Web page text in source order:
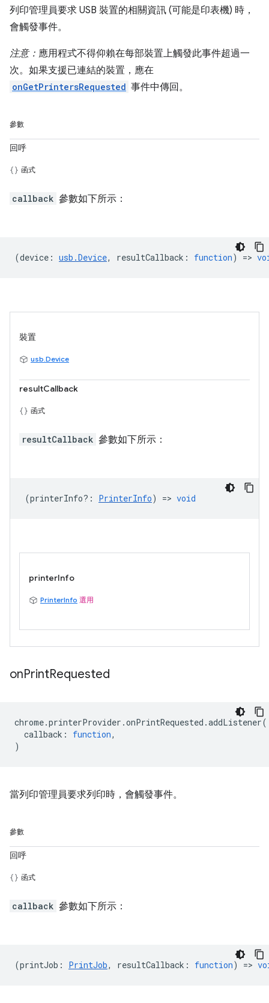
列印管理員要求 USB 裝置的相關資訊 (可能是印表機) 時，
會觸發事件。
注意： 應用程式不得仰賴在每部裝置上觸發此事件超過一
次。如果支援已連結的裝置，應在
onGetPrintersRequested 事件中傳回。
參數
回呼
函式
callback 參數如下所示：
(device : usb.Device, resultCallback : function) =>
裝置
usb.Device
resultCallback
函式
resultCallback 參數如下所示：
(printerInfo? : PrinterInfo) => void
printerInfo
PrinterInfo 選用
onPrintRequested
chrome.printerProvider .onPrintRequested .addListener(
callback : function,
)
當列印管理員要求列印時，會觸發事件。
參數
回呼
函式
callback 參數如下所示：
(printJob : PrintJob, resultCallback : function) =>